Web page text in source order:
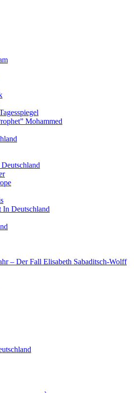
Mohammed
Deutschland
– Der Fall Elisabeth Sabaditsch-Wolff